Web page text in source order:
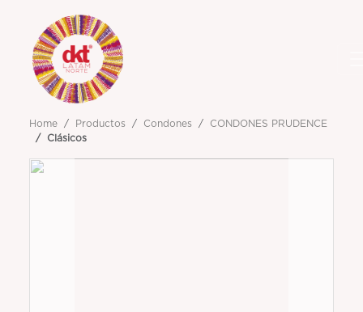
Home Productos Condones
CONDONES PRUDENCE
Clásicos